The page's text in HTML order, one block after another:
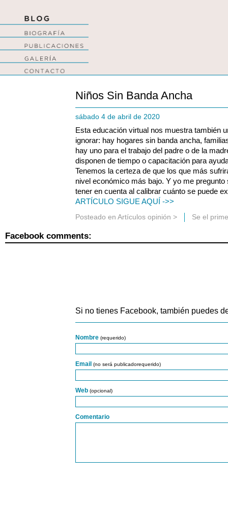
Niños Sin Banda Ancha
sábado 4 de abril de 2020
Esta educación virtual nos muestra también
ignorar: hay hogares sin banda ancha,
hay uno para el trabajo del padre o de la
disponen de tiempo o capacitación para
Tenemos la certeza de que los que más
nivel económico más bajo. Y yo me
tener en cuenta al calibrar cuánto se puede
ARTÍCULO SIGUE AQUÍ ->>
Posteado en Artículos opinión > Se el
Facebook comments:
Si no tienes Facebook, también puedes
Nombre (requerido)
Email (no será publicadorequerido)
Web (opcional)
Comentario